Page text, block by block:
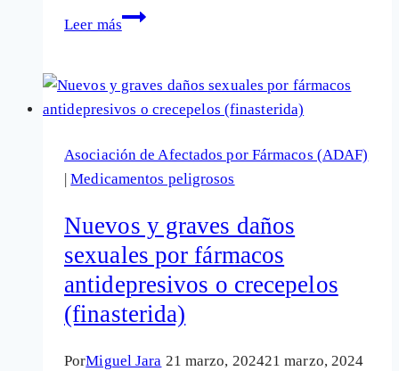
Leer más
Finasterida:
impotencia
sexual
un
fármaco
el
cáncer
y
la
calvicie.
Opciones
Asociación de Afectados por Fármacos (ADAF)
|Medicamentos peligrosos
Nuevos y graves daños
sexuales por fármacos
antidepresivos o crecepelos
(finasterida)
PorMiguel Jara 21 marzo, 202421 marzo, 2024